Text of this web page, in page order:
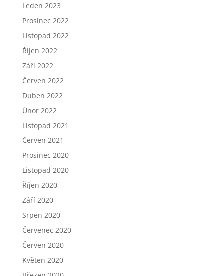
Leden 2023
Prosinec 2022
Listopad 2022
Říjen 2022
Září 2022
Červen 2022
Duben 2022
Únor 2022
Listopad 2021
Červen 2021
Prosinec 2020
Listopad 2020
Říjen 2020
Září 2020
Srpen 2020
Červenec 2020
Červen 2020
Květen 2020